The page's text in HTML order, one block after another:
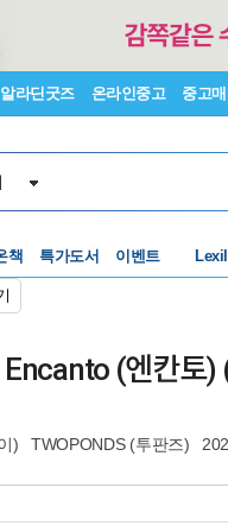
알라딘굿즈 온라인중고 중고
책 특가도서 이벤트
(엔칸토
) TWOPONDS (투판즈)